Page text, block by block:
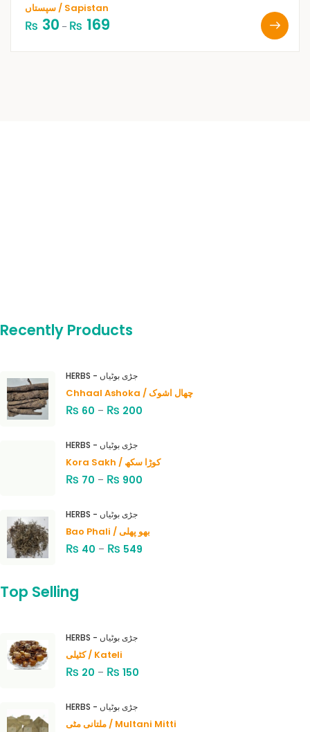
سپستاں / Sapistan
₨ 30 – ₨ 169
Recently Products
HERBS - جڑی بوٹیاں
Chhaal Ashoka / چھال اشوک
₨ 60 – ₨ 200
HERBS - جڑی بوٹیاں
Kora Sakh / کوڑا سکھ
₨ 70 – ₨ 900
HERBS - جڑی بوٹیاں
Bao Phali / بھو پھلی
₨ 40 – ₨ 549
Top Selling
HERBS - جڑی بوٹیاں
کٹیلی / Kateli
₨ 20 – ₨ 150
HERBS - جڑی بوٹیاں
ملتانی مٹی / Multani Mitti